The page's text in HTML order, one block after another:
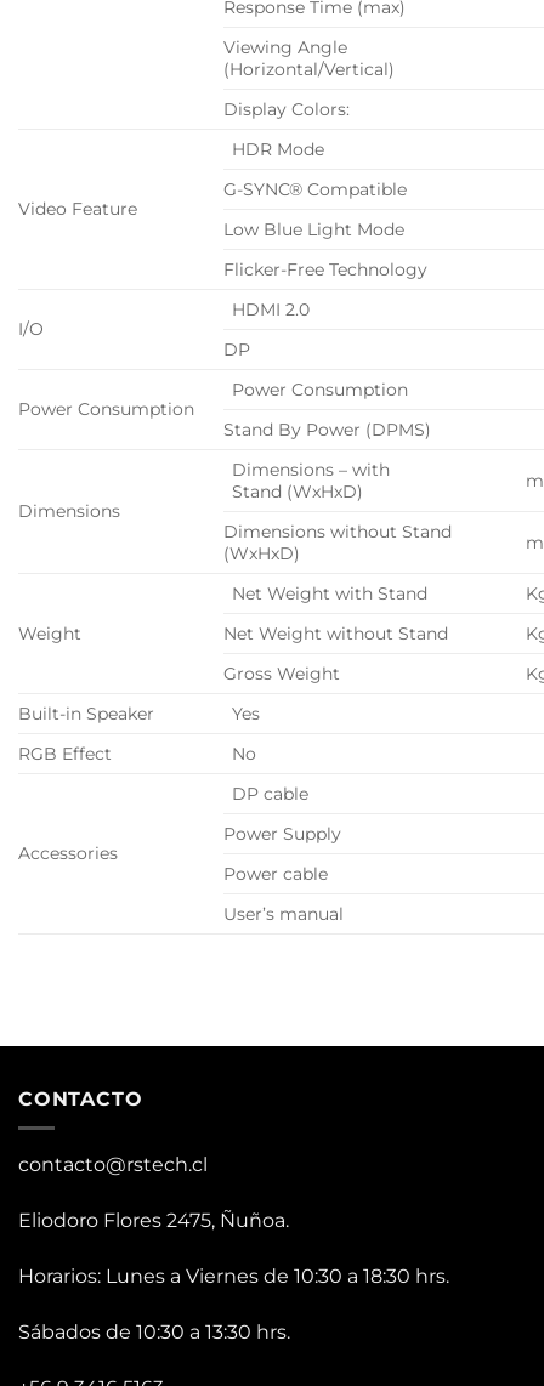
Response Time (max)
Viewing Angle
(Horizontal/Vertical)
Display Colors:
Video Feature
HDR Mode
G-SYNC® Compatible
Low Blue Light Mode
Flicker-Free Technology
I/O
HDMI 2.0
DP
Power Consumption
Power Consumption
Stand By Power (DPMS)
Dimensions
Dimensions – with
Stand (WxHxD)
Dimensions without Stand
(WxHxD)
Weight
Net Weight with Stand
Net Weight without Stand
Gross Weight
Built-in Speaker
Yes
RGB Effect
No
Accessories
DP cable
Power Supply
Power cable
User’s manual
CONTACTO
contacto@rstech.cl
Eliodoro Flores 2475, Ñuñoa.
Horarios: Lunes a Viernes de 10:30 a 18:30 hrs.
Sábados de 10:30 a 13:30 hrs.